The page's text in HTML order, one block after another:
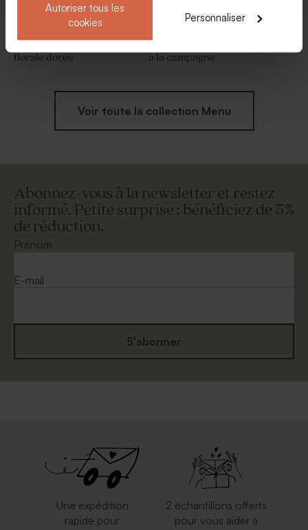
Autoriser tous les
cookies
Personnaliser
florale dorée
à la campagne
Voir toute la collection Menu
Abonnez-vous à la newsletter et restez
informé. Petite surprise : bénéficiez de 5%
de réduction.
Prénom
E-mail
S'abonner
Une expédition
rapide pour
2 échantillons offerts
pour vous aider à